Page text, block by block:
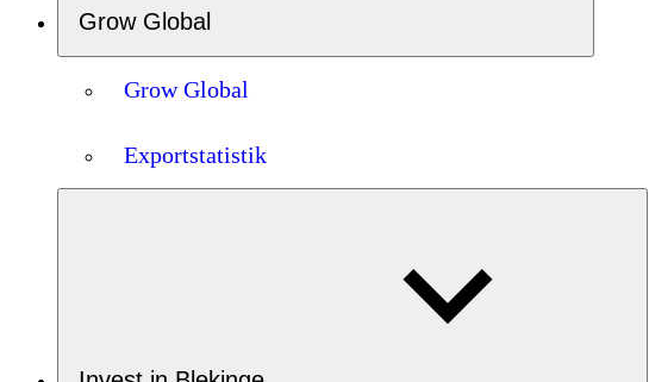
Grow Global
Grow Global
Exportstatistik